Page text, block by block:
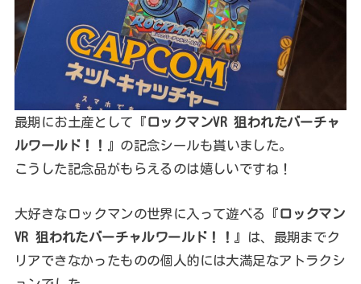
最期にお土産として『ロックマンVR 狙われたバーチャ
ルワールド！！
』の記念シールも貰いました。
こうした記念品がもらえるのは嬉しいですね！
大好きなロックマンの世界に入って遊べる『ロックマン
VR 狙われたバーチャルワールド！！ 』は、最期までク
リアできなかったものの個人的には大満足なアトラクシ